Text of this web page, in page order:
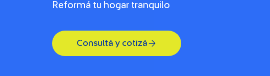
Reformá tu hogar tranquilo
Consultá y cotizá